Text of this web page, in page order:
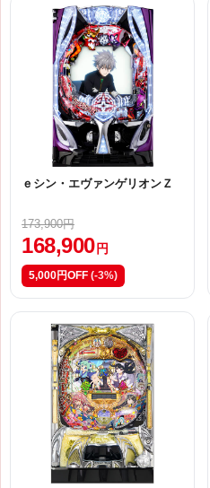
ｅシン・エヴァンゲリオンＺ
173,900円
168,900 円
5,000円OFF (-3%)